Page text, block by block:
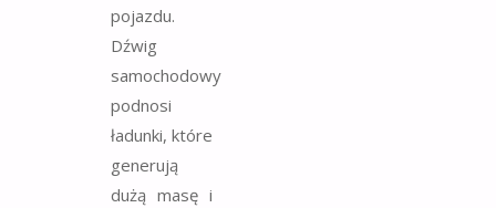
pojazdu.
Dźwig
samochodowy
podnosi
ładunki, które
generują
dużą masę i